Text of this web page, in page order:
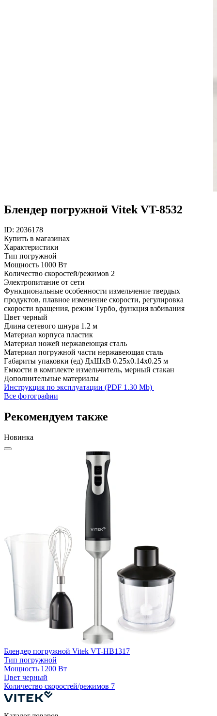
Блендер погружной Vitek VT-8532
ID: 2036178
Купить в магазинах
Характеристики
Тип погружной
Мощность 1000 Вт
Количество скоростей/режимов 2
Электропитание от сети
Функциональные особенности измельчение твердых
продуктов, плавное изменение скорости, регулировка
скорости вращения, режим Турбо, функция взбивания
Цвет черный
Длина сетевого шнура 1.2 м
Материал корпуса пластик
Материал ножей нержавеющая сталь
Материал погружной части нержавеющая сталь
Габариты упаковки (ед) ДхШхВ 0.25x0.14x0.25 м
Емкости в комплекте измельчитель, мерный стакан
Дополнительные материалы
Инструкция по эксплуатации (PDF 1.30 Mb)
Все фотографии
Рекомендуем также
Новинка
Блендер погружной Vitek VT-HB1317
Тип погружной
Мощность 1200 Вт
Цвет черный
Количество скоростей/режимов 7